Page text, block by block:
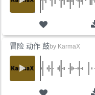
冒险 动作 鼓by KarmaX